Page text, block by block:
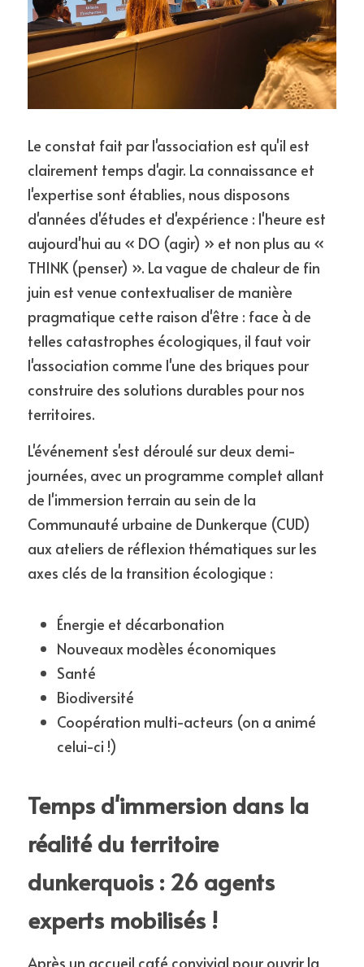
Le constat fait par l'association est qu'il est
clairement temps d'agir. La connaissance et
l'expertise sont établies, nous disposons
d'années d'études et d'expérience : l'heure est
aujourd'hui au « DO (agir) » et non plus au «
THINK (penser) ». La vague de chaleur de fin
juin est venue contextualiser de manière
pragmatique cette raison d'être : face à de
telles catastrophes écologiques, il faut voir
l'association comme l'une des briques pour
construire des solutions durables pour nos
territoires.
L'événement s'est déroulé sur deux demi-
journées, avec un programme complet allant
de l'immersion terrain au sein de la
Communauté urbaine de Dunkerque (CUD)
aux ateliers de réflexion thématiques sur les
axes clés de la transition écologique :
Énergie et décarbonation
Nouveaux modèles économiques
Santé
Biodiversité
Coopération multi-acteurs (on a animé
celui-ci !)
Temps d'immersion dans la
réalité du territoire
dunkerquois : 26 agents
experts mobilisés !
Après un accueil café convivial pour ouvrir la